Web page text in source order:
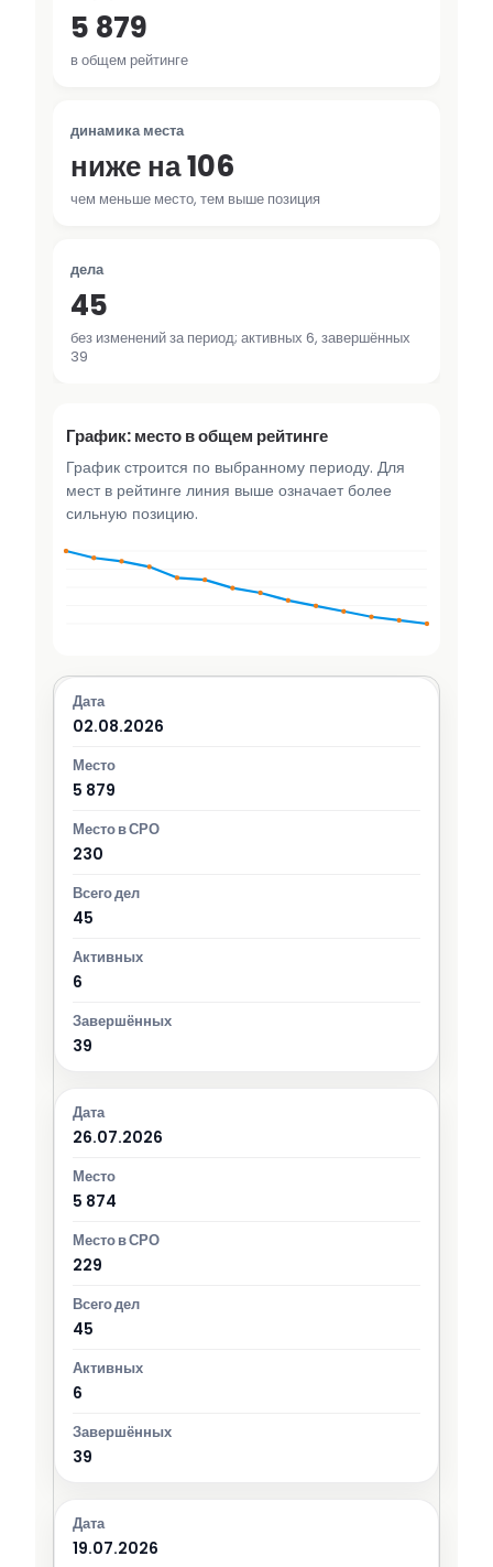
5 879
в общем рейтинге
динамика места
ниже на 106
чем меньше место, тем выше позиция
дела
45
без изменений за период; активных 6, завершённых
39
График: место в общем рейтинге
График строится по выбранному периоду. Для
мест в рейтинге линия выше означает более
сильную позицию.
02.08.2026
5 879
230
45
6
39
26.07.2026
5 874
229
45
6
39
19.07.2026